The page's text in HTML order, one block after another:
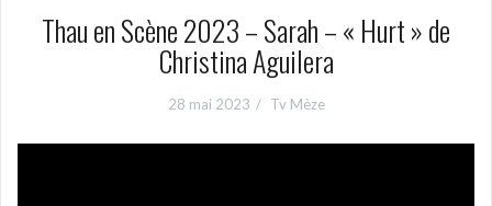
Thau en Scène 2023 – Sarah – « Hurt » de
Christina Aguilera
28 mai 2023 Tv Mèze